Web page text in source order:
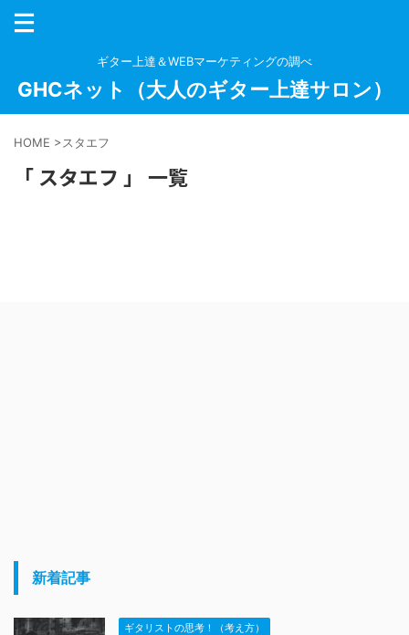
ギター上達＆WEBマーケティングの調べ
GHCネット（大人のギター上達サロン）
HOME >スタエフ
「 スタエフ 」 一覧
新着記事
ギタリストの思考！（考え方）